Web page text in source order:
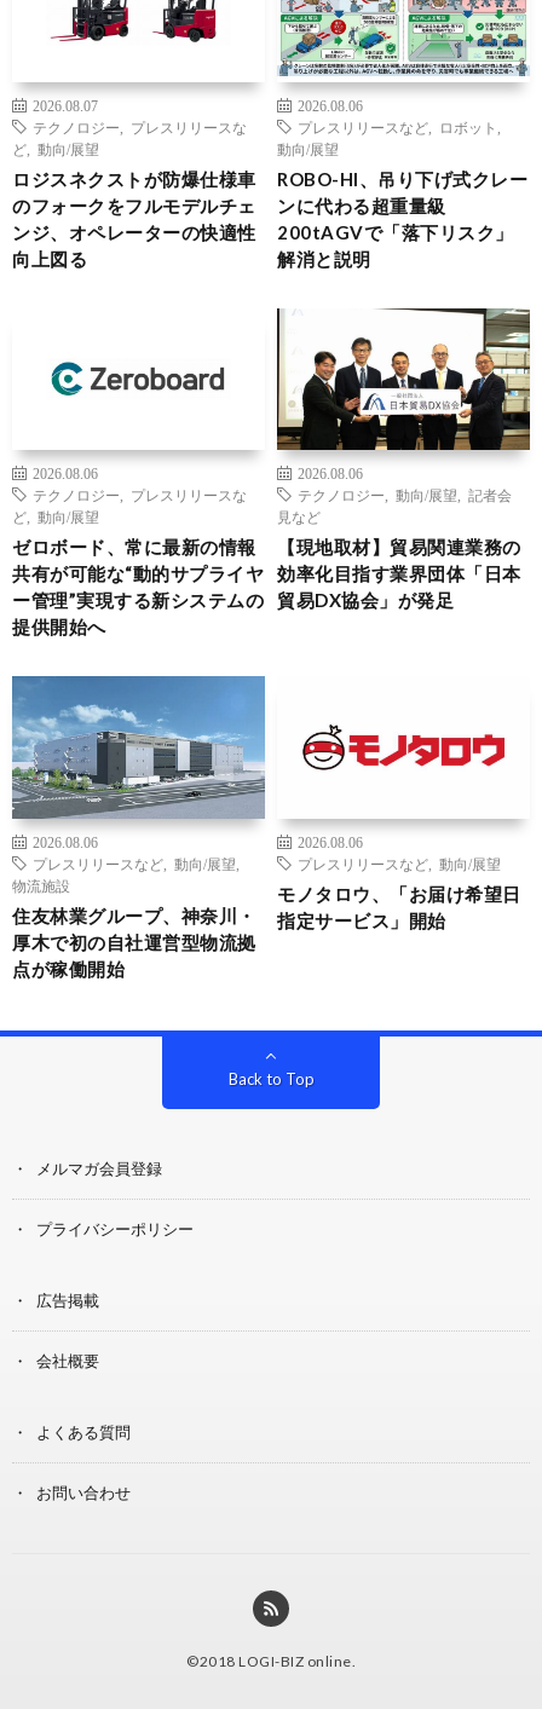
2026.08.07
テクノロジー
プレスリリースな
ど
動向/展望
ロジスネクストが防爆仕様車
のフォークをフルモデルチェ
ンジ、オペレーターの快適性
向上図る
2026.08.06
プレスリリースなど
ロボット
動向/展望
ROBO-HI、吊り下げ式クレー
ンに代わる超重量級
200tAGVで「落下リスク」
解消と説明
2026.08.06
テクノロジー
プレスリリースな
ど
動向/展望
ゼロボード、常に最新の情報
共有が可能な“動的サプライヤ
ー管理”実現する新システムの
提供開始へ
2026.08.06
テクノロジー
動向/展望
記者会
見など
【現地取材】貿易関連業務の
効率化目指す業界団体「日本
貿易DX協会」が発足
2026.08.06
プレスリリースなど
動向/展望
物流施設
住友林業グループ、神奈川・
厚木で初の自社運営型物流拠
点が稼働開始
2026.08.06
プレスリリースなど
動向/展望
モノタロウ、「お届け希望日
指定サービス」開始
Back to Top
メルマガ会員登録
プライバシーポリシー
広告掲載
会社概要
よくある質問
お問い合わせ
©2018 LOGI-BIZ online